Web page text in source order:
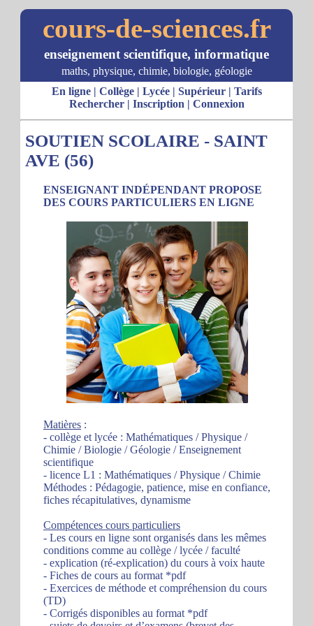
cours-de-sciences.fr
enseignement scientifique, informatique
maths, physique, chimie, biologie, géologie
En ligne| Collège| Lycée| Supérieur| Tarifs
Rechercher| Inscription | Connexion
SOUTIEN SCOLAIRE - SAINT
AVE (56)
ENSEIGNANT INDÉPENDANT PROPOSE
DES COURS PARTICULIERS EN LIGNE
Matières :
- collège et lycée : Mathématiques / Physique /
Chimie / Biologie / Géologie / Enseignement
scientifique
- licence L1 : Mathématiques / Physique / Chimie
Méthodes : Pédagogie, patience, mise en confiance,
fiches récapitulatives, dynamisme
Compétences cours particuliers
- Les cours en ligne sont organisés dans les mêmes
conditions comme au collège / lycée / faculté
- explication (ré-explication) du cours à voix haute
- Fiches de cours au format *pdf
- Exercices de méthode et compréhension du cours
(TD)
- Corrigés disponibles au format *pdf